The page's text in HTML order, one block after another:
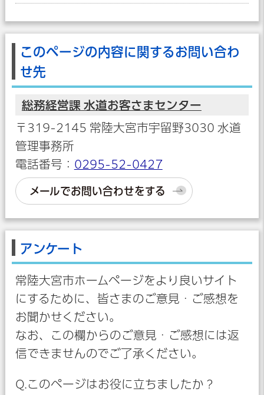
このページの内容に関するお問い合わ
せ先
総務経営課 水道お客さまセンター
〒319-2145 常陸大宮市宇留野3030 水道
管理事務所
電話番号： 0295-52-0427
メールでお問い合わせをする
アンケート
常陸大宮市ホームページをより良いサイト
にするために、皆さまのご意見・ご感想を
お聞かせください。
なお、この欄からのご意見・ご感想には返
信できませんのでご了承ください。
Q.このページはお役に立ちましたか？